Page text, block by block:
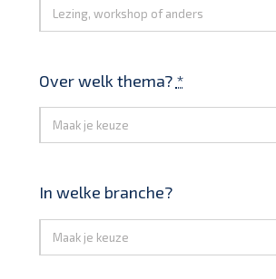
Over welk thema? *
In welke branche?